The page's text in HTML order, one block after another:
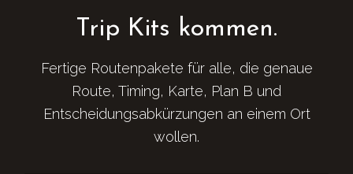
Trip Kits kommen.
Fertige Routenpakete für alle, die genaue
Route, Timing, Karte, Plan B und
Entscheidungsabkürzungen an einem Ort
wollen.